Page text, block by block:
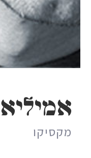
מקסיקו